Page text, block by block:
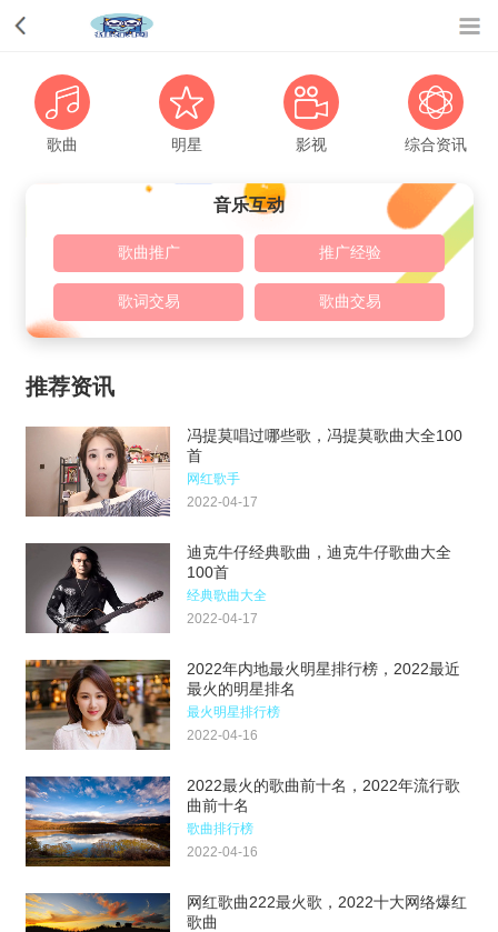
歌曲 明星 影视 综合资讯
音乐互动
歌曲推广 推广经验
歌词交易 歌曲交易
推荐资讯
冯提莫唱过哪些歌，冯提莫歌曲大全100
首
网红歌手
2022-04-17
迪克牛仔经典歌曲，迪克牛仔歌曲大全
100首
经典歌曲大全
2022-04-17
2022年内地最火明星排行榜，2022最近
最火的明星排名
最火明星排行榜
2022-04-16
2022最火的歌曲前十名，2022年流行歌
曲前十名
歌曲排行榜
2022-04-16
网红歌曲222最火歌，2022十大网络爆红
歌曲